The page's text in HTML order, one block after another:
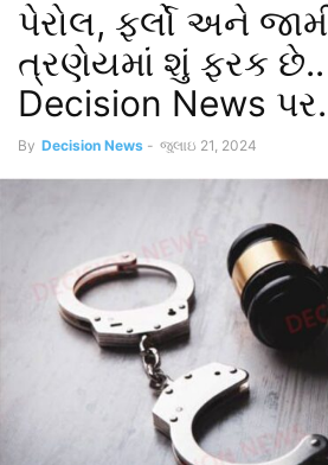
પેરોલ, ફર્લો અને
ત્રણેયમાં શું ફરક છે..
Decision News
By Decision News - જુલાઇ 21, 2024